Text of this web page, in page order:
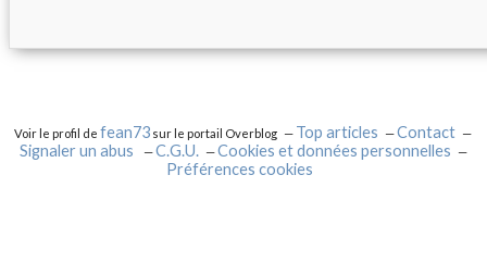
Voir le profil defean73 sur le portail Overblog Top articles
Contact
Signaler un abus
C.G.U.
Cookies et données personnelles
Préférences cookies